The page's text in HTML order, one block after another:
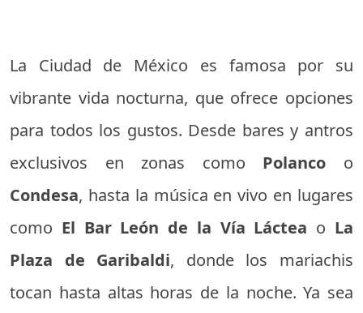
La Ciudad de México es famosa por su
vibrante vida nocturna, que ofrece opciones
para todos los gustos. Desde bares y antros
exclusivos en zonas como Polanco o
Condesa, hasta la música en vivo en lugares
como El Bar León de la Vía Láctea o La
Plaza de Garibaldi, donde los mariachis
tocan hasta altas horas de la noche. Ya sea